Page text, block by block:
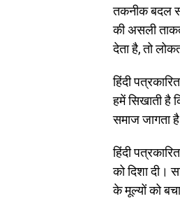
तकनीक बदल
की असली
देता है, तो
हिंदी
हमें सिखाती है
समाज जागता
हिंदी
को दिशा दी।
के मूल्यों को